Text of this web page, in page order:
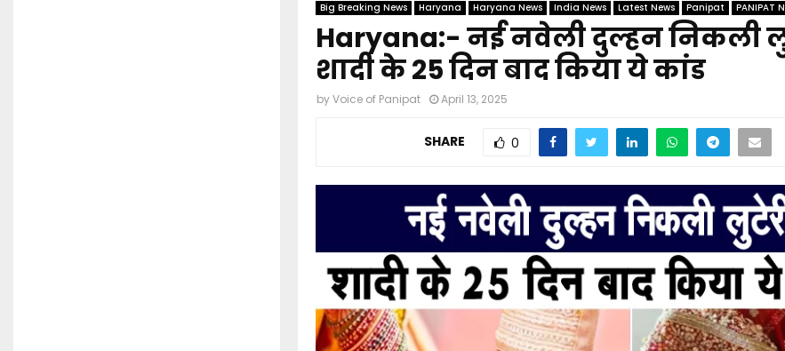
Big Breaking News Haryana Haryana News India News Latest News Panipat PANIPAT
Haryana:- नई नवेली दुल्हन निकली
शादी के 25 दिन बाद किया ये कांड
byVoice of Panipat April 13, 2025
SHARE 0